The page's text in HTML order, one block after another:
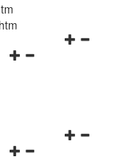
Navigationsmenü
Navigationsmenü